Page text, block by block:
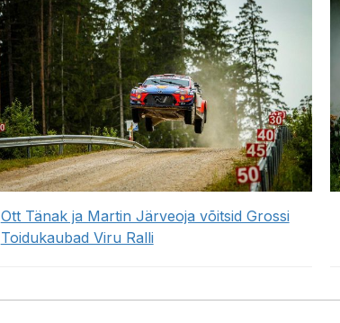
Ott Tänak ja Martin Järveoja võitsid Grossi
Toidukaubad Viru Ralli